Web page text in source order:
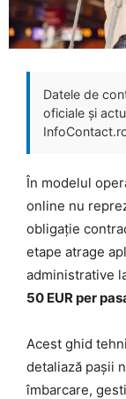
Datele de
oficiale și
În modelul
online nu
obligație
etape atrage
administrative
50 EUR per
Acest ghid
detaliază pașii
îmbarcare,